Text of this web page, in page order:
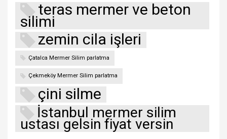
teras mermer ve beton
silimi
zemin cila işleri
Çatalca Mermer Silim parlatma
Çekmeköy Mermer Silim parlatma
çini silme
İstanbul mermer silim
ustası gelsin fiyat versin